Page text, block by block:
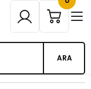
ARA